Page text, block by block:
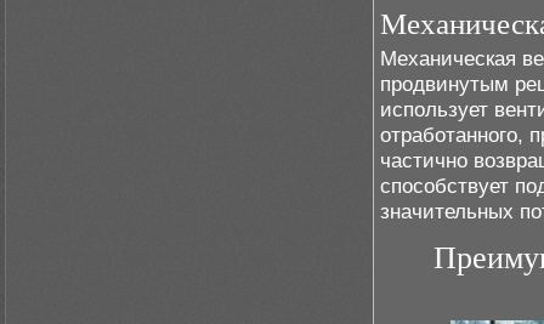
Механическая
продвинутым
использует
отработанного,
частично
способствует
значительных